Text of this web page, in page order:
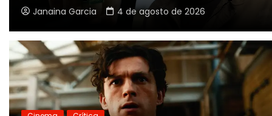
Janaina Garcia 4 de agosto de 2026